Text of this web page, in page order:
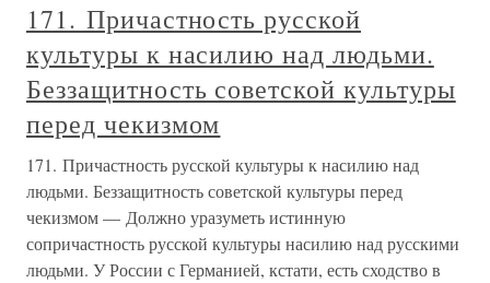
171. Причастность русской
культуры к насилию над людьми.
Беззащитность советской культуры
перед чекизмом
171. Причастность русской культуры к насилию над
людьми. Беззащитность советской культуры перед
чекизмом — Должно уразуметь истинную
сопричастность русской культуры насилию над русскими
людьми. У России с Германией, кстати, есть сходство в